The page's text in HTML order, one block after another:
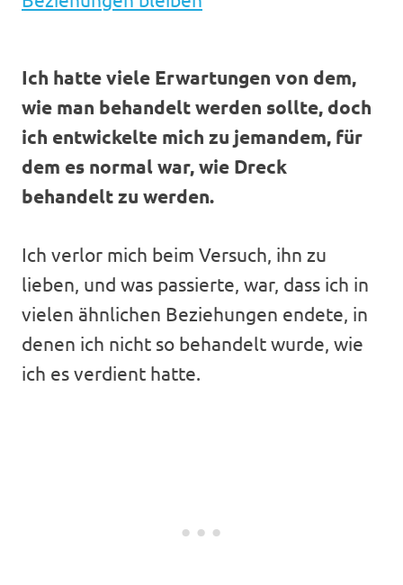
Ich hatte viele Erwartungen von dem,
wie man behandelt werden sollte, doch
ich entwickelte mich zu jemandem, für
dem es normal war, wie Dreck
behandelt zu werden.
Ich verlor mich beim Versuch, ihn zu
lieben, und was passierte, war, dass ich in
vielen ähnlichen Beziehungen endete, in
denen ich nicht so behandelt wurde, wie
ich es verdient hatte.